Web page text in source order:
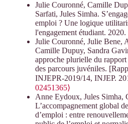
Julie Couronné, Camille
Sarfati, Jules Simha.
emploi ? Une logique
l'engagement étudiant. 2020.
Julie Couronné, Julie Bene,
Camille Dupuy, Sandra
approche plurielle du
des parcours juvéniles.
INJEPR-2019/14, INJEP.
02451365⟩
Anne Eydoux, Jules Simha,
L’accompagnement global
d’emploi : entre